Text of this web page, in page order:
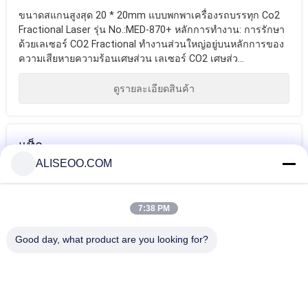
ขนาดสแกนสูงสุด 20 * 20mm แบบพกพาเครื่องรถบรรทุก Co2
Fractional Laser รุ่น No.:MED-870+ หลักการทำงาน: การรักษา
ด้วยเลเซอร์ CO2 Fractional ทำงานส่วนใหญ่อยู่บนหลักการของ
ความเสียหายความร้อนเศษส่วน เลเซอร์ CO2 เศษส่ว...
ดูรายละเอียดสินค้า
แท็ก
เลเซอร์มืออาชีพ
ALISEOO.COM
7:38 PM
Good day, what product are you looking for?